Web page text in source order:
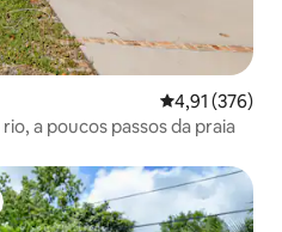
4,91 de uma
4,91 (376)
a poucos passos da praia
dos hóspedes